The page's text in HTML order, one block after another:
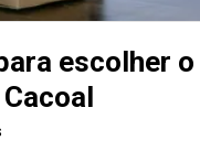
escolher o